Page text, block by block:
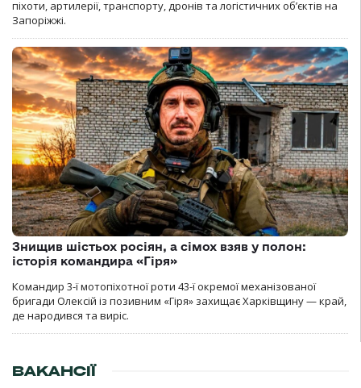
піхоти, артилерії, транспорту, дронів та логістичних об’єктів на
Запоріжжі.
Знищив шістьох росіян, а сімох взяв у полон:
історія командира «Гіря»
Командир 3-ї мотопіхотної роти 43-ї окремої механізованої
бригади Олексій із позивним «Гіря» захищає Харківщину — край,
де народився та виріс.
ВАКАНСІЇ